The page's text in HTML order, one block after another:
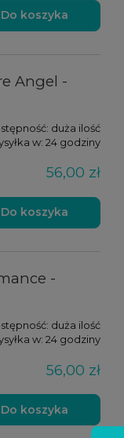
Do koszyka
Angel -
duża ilość
w: 24 godziny
56,00 zł
Do koszyka
-
duża ilość
w: 24 godziny
56,00 zł
Do koszyka